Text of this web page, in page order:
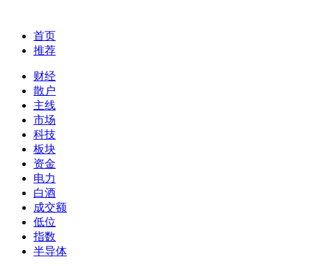
首页
推荐
财经
散户
主线
市场
科技
板块
资金
电力
白酒
成交额
低位
指数
半导体